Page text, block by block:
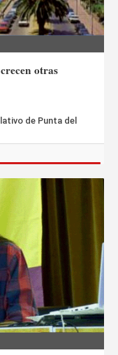
otras
de Punta del